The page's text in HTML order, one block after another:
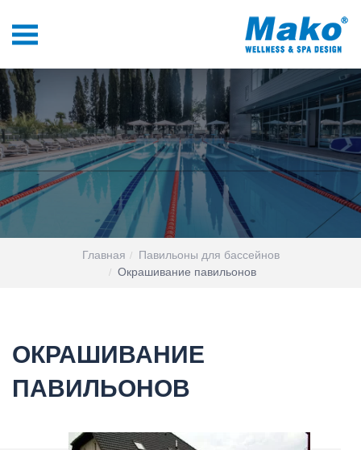
Главная
Павильоны для бассейнов
Окрашивание павильонов
ОКРАШИВАНИЕ
ПАВИЛЬОНОВ